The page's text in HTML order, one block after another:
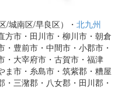
/城南区/早良区）・ 北九州
方市・田川市・柳川市・朝倉
豊前市・中間市・小郡市・
・大宰府市・古賀市・福津
ま市・糸島市・筑紫郡・糟屋
三潴郡・八女郡・田川郡・